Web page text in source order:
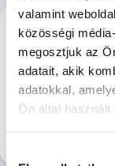
valamint
közösségi
megosztjuk az
adatait, akik
adatokkal,
Ön által
Kézbentartási
2026-08-
Hajógyári